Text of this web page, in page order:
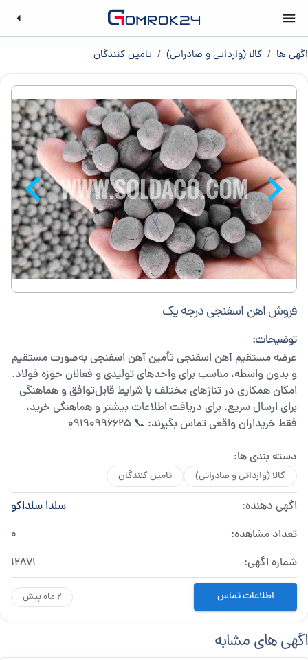
اگهی ها / کالا (وارداتی و صادراتی) / تامین کنندگان
فروش اهن اسفنجی درجه یک
توضیحات:
عرضه مستقیم آهن اسفنجی تأمین آهن اسفنجی به‌صورت مستقیم
و بدون واسطه، مناسب برای واحدهای تولیدی و فعالان حوزه فولاد.
امکان همکاری در تناژهای مختلف با شرایط قابل‌توافق و هماهنگی
برای ارسال سریع. برای دریافت اطلاعات بیشتر و هماهنگی خرید،
فقط خریداران واقعی تماس بگیرند: 📞 09190996625
دسته بندی ها:
کالا (وارداتی و صادراتی) تامین کنندگان
اگهی دهنده:
سلدا سلداکو
تعداد مشاهده:
0
شماره اگهی:
12871
اطلاعات تماس 2 ماه پیش
اگهی های مشابه